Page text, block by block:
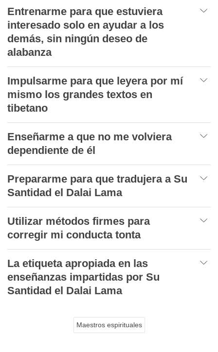
Entrenarme para que estuviera
interesado solo en ayudar a los
demás, sin ningún deseo de
alabanza
Impulsarme para que leyera por mí
mismo los grandes textos en
tibetano
Enseñarme a que no me volviera
dependiente de él
Prepararme para que tradujera a Su
Santidad el Dalai Lama
Utilizar métodos firmes para
corregir mi conducta tonta
La etiqueta apropiada en las
enseñanzas impartidas por Su
Santidad el Dalai Lama
Maestros espirituales